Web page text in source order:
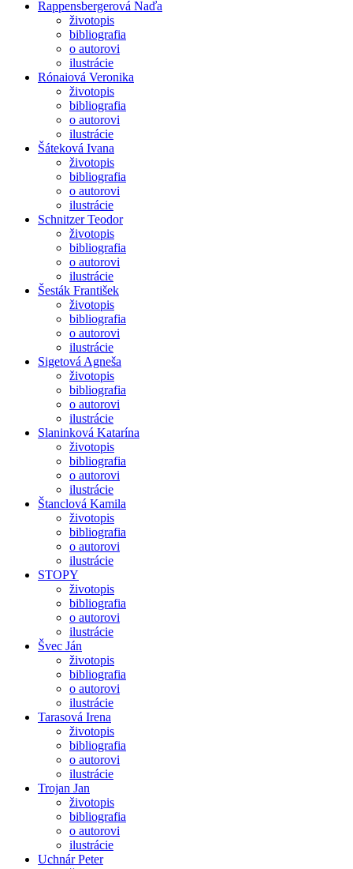
Rappensbergerová Naďa
životopis
bibliografia
o autorovi
ilustrácie
Rónaiová Veronika
životopis
bibliografia
o autorovi
ilustrácie
Šáteková Ivana
životopis
bibliografia
o autorovi
ilustrácie
Schnitzer Teodor
životopis
bibliografia
o autorovi
ilustrácie
Šesták František
životopis
bibliografia
o autorovi
ilustrácie
Sigetová Agneša
životopis
bibliografia
o autorovi
ilustrácie
Slaninková Katarína
životopis
bibliografia
o autorovi
ilustrácie
Štanclová Kamila
životopis
bibliografia
o autorovi
ilustrácie
STOPY
životopis
bibliografia
o autorovi
ilustrácie
Švec Ján
životopis
bibliografia
o autorovi
ilustrácie
Tarasová Irena
životopis
bibliografia
o autorovi
ilustrácie
Trojan Jan
životopis
bibliografia
o autorovi
ilustrácie
Uchnár Peter